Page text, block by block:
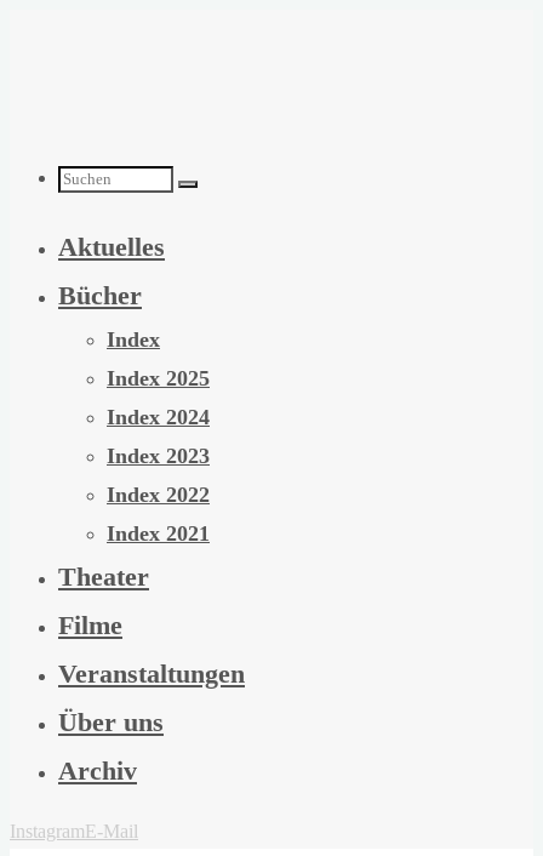
Suchen
nach:
Aktuelles
Bücher
Index
Index 2025
Index 2024
Index 2023
Index 2022
Index 2021
Theater
Filme
Veranstaltungen
Über uns
Archiv
InstagramE-Mail